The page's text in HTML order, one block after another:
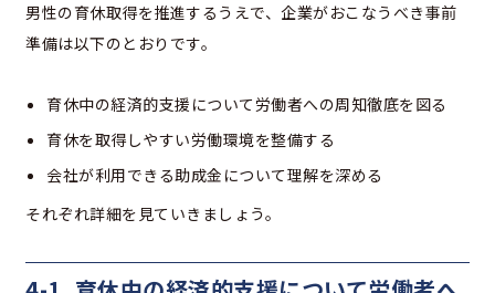
男性の育休取得を推進するうえで、企業がおこなうべき事前
準備は以下のとおりです。
育休中の経済的支援について労働者への周知徹底を図る
育休を取得しやすい労働環境を整備する
会社が利用できる助成金について理解を深める
それぞれ詳細を見ていきましょう。